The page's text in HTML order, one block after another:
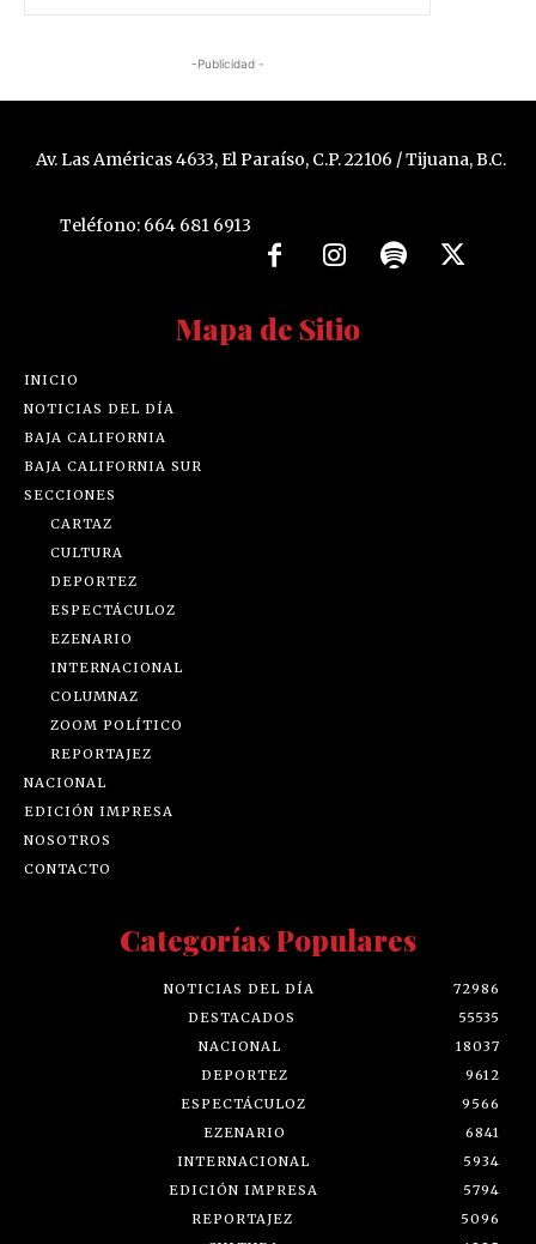
-Publicidad -
Av. Las Américas 4633, El Paraíso, C.P. 22106 / Tijuana, B.C.
Teléfono: 664 681 6913
Mapa de Sitio
INICIO
NOTICIAS DEL DÍA
BAJA CALIFORNIA
BAJA CALIFORNIA SUR
SECCIONES
CARTAZ
CULTURA
DEPORTEZ
ESPECTÁCULOZ
EZENARIO
INTERNACIONAL
COLUMNAZ
ZOOM POLÍTICO
REPORTAJEZ
NACIONAL
EDICIÓN IMPRESA
NOSOTROS
CONTACTO
Categorías Populares
NOTICIAS DEL DÍA
72986
DESTACADOS
55535
NACIONAL
18037
DEPORTEZ
9612
ESPECTÁCULOZ
9566
EZENARIO
6841
INTERNACIONAL
5934
EDICIÓN IMPRESA
5794
REPORTAJEZ
5096